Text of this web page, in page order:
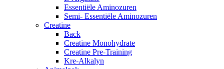
Essentiële Aminozuren
Semi- Essentiële Aminozuren
Creatine
Back
Creatine Monohydrate
Creatine Pre-Training
Kre-Alkalyn